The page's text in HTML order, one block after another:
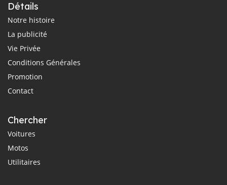
Détails
Notre histoire
La publicité
Vie Privée
Conditions Générales
Promotion
Contact
Chercher
Voitures
Motos
Utilitaires